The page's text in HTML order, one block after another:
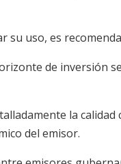
su uso, es
de inversión
la calidad
del emisor.